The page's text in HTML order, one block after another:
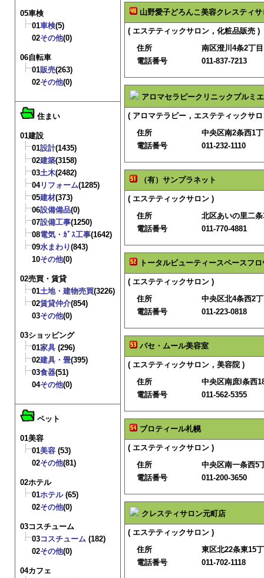
05車検
01車検(5)
02その他(0)
06自転車
01販売(263)
02その他(0)
住まい
01建設
01設計(1435)
02建築(3158)
03土木(2482)
04リフォーム(1285)
05建材(373)
06設備備品(0)
07設備工事(1250)
08電気・ｶﾞｽ工事(1642)
09水まわり(843)
10その他(0)
02売買・賃貸
01土地・建物売買(3226)
02賃貸仲介(854)
03その他(0)
03ショッピング
01家具 (296)
02建具・畳(395)
03食器(51)
04その他(0)
ペット
01美容
01美容 (53)
02その他(81)
02ホテル
01ホテル(65)
02その他(0)
03コスチューム
03コスチューム (182)
02その他(0)
04カフェ
山野愛子どろんこ美容クレスティ
( エステティックサロン，化粧品販売 )
住所
南区澄川4条2丁
電話番号
011-837-7213
アロマセラピークリニックプルミ
( アロマテラピー，エステティックサ
住所
中央区南2条西1
電話番号
011-232-1110
（有）サンプラネット
( エステティックサロン )
住所
北区あいの里二
電話番号
011-770-4881
トータルビューティースペースフロ
( エステティックサロン )
住所
中央区北4条西2
電話番号
011-223-0818
パセ・ムール美容室
( エステティックサロン，美容院 )
住所
中央区南庶l条西
電話番号
011-562-5355
ブロティール札幌
( エステティックサロン )
住所
中央区南一条西5
電話番号
011-200-3650
クレスティサロン元町店
( エステティックサロン )
住所
東区北22条東15
電話番号
011-702-1118